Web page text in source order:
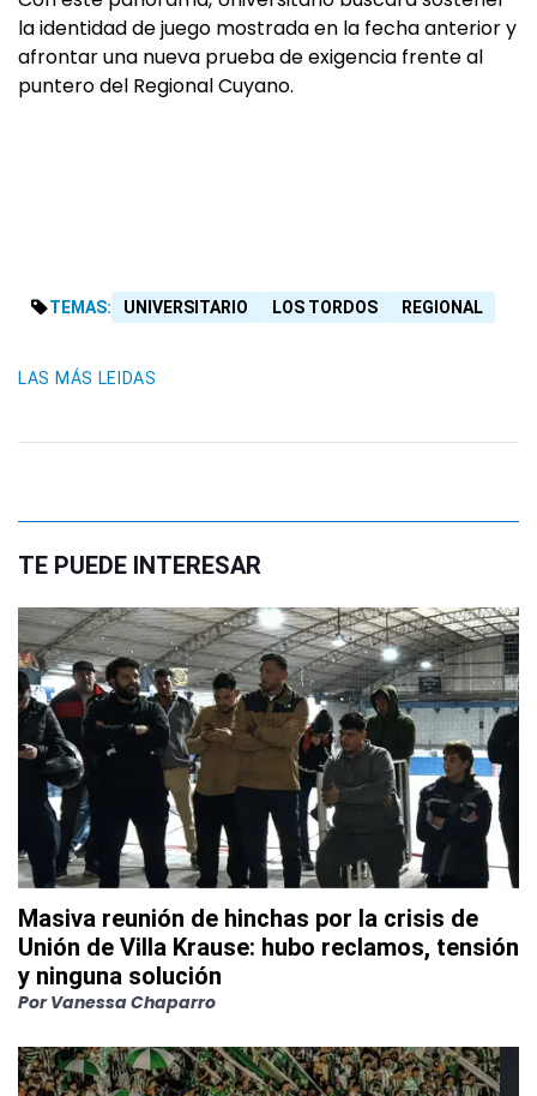
la identidad de juego mostrada en la fecha anterior y
afrontar una nueva prueba de exigencia frente al
puntero del Regional Cuyano.
TEMAS: UNIVERSITARIO LOS TORDOS REGIONAL
LAS MÁS LEIDAS
TE PUEDE INTERESAR
Masiva reunión de hinchas por la crisis de
Unión de Villa Krause: hubo reclamos, tensión
y ninguna solución
Por Vanessa Chaparro